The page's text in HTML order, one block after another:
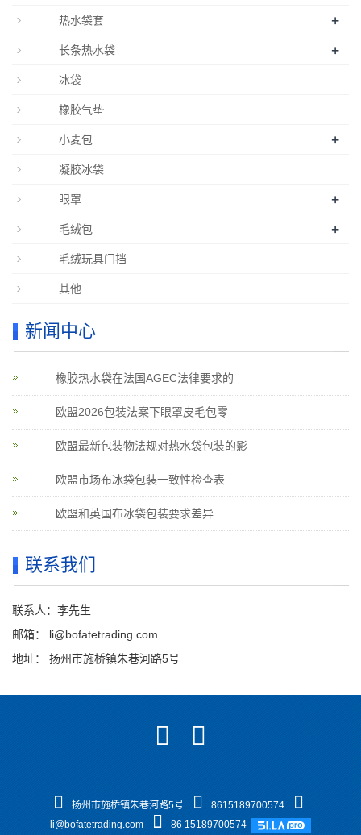
热水袋套 +
长条热水袋 +
冰袋
橡胶气垫
小麦包 +
凝胶冰袋
眼罩 +
毛绒包 +
毛绒玩具门挡
其他
新闻中心
橡胶热水袋在法国AGEC法律要求的
欧盟2026包装法案下眼罩皮毛包零
欧盟最新包装物法规对热水袋包装的影
欧盟市场布冰袋包装一致性检查表
欧盟和英国布冰袋包装要求差异
联系我们
联系人：李先生
邮箱：
li@bofatetrading.com
地址： 扬州市施桥镇朱巷河路5号
扬州市施桥镇朱巷河路5号
8615189700574
li@bofatetrading.com
86 15189700574